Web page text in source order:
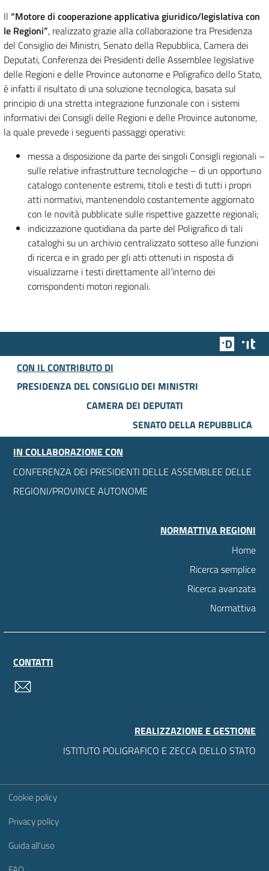
Il “Motore di cooperazione applicativa giuridico/legislativa con
le Regioni”, realizzato grazie alla collaborazione tra Presidenza
del Consiglio dei Ministri, Senato della Repubblica, Camera dei
Deputati, Conferenza dei Presidenti delle Assemblee legislative
delle Regioni e delle Province autonome e Poligrafico dello Stato,
è infatti il risultato di una soluzione tecnologica, basata sul
principio di una stretta integrazione funzionale con i sistemi
informativi dei Consigli delle Regioni e delle Province autonome,
la quale prevede i seguenti passaggi operativi:
messa a disposizione da parte dei singoli Consigli regionali –
sulle relative infrastrutture tecnologiche – di un opportuno
catalogo contenente estremi, titoli e testi di tutti i propri
atti normativi, mantenendolo costantemente aggiornato
con le novità pubblicate sulle rispettive gazzette regionali;
indicizzazione quotidiana da parte del Poligrafico di tali
cataloghi su un archivio centralizzato sotteso alle funzioni
di ricerca e in grado per gli atti ottenuti in risposta di
visualizzarne i testi direttamente all’interno dei
corrispondenti motori regionali.
Team
CON IL CONTRIBUTO DI
PRESIDENZA DEL CONSIGLIO DEI MINISTRI
CAMERA DEI DEPUTATI
SENATO DELLA REPUBBLICA
IN COLLABORAZIONE CON
CONFERENZA DEI PRESIDENTI DELLE ASSEMBLEE DELLE
REGIONI/PROVINCE AUTONOME
NORMATTIVA REGIONI
Home
Ricerca semplice
Ricerca avanzata
Normattiva
CONTATTI
REALIZZAZIONE E GESTIONE
ISTITUTO POLIGRAFICO E ZECCA DELLO STATO
Sezione Link Utili
Cookie policy
Privacy policy
Guida all'uso